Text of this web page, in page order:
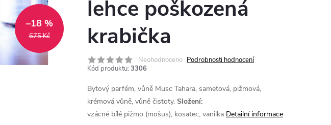
675 Kč
–18 %
lehce poškozená
krabička
Neohodnoceno Podrobnosti hodnocení
Kód produktu: 3306
Bytový parfém, vůně Musc Tahara, sametová, pižmová,
krémová vůně, vůně čistoty. Složení:
vzácné bílé pižmo (mošus), kosatec, vanilka Detailní informace